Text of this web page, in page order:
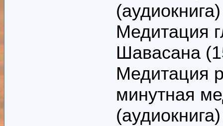
(аудиокнига)
Медитация
Шавасана
Медитация
минутная
(аудиокнига)